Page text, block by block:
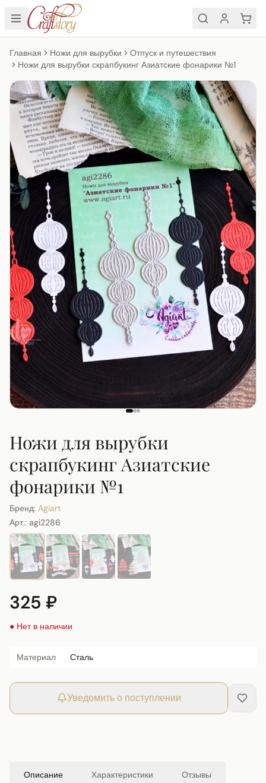
Главная Ножи для вырубки
Отпуск и путешествия
Ножи для вырубки скрапбукинг Азиатские фонарики №1
Ножи для вырубки
скрапбукинг Азиатские
фонарики №1
Бренд: Agiart
Арт.: agi2286
325 ₽
● Нет в наличии
Материал Сталь
Уведомить о поступлении
Описание Характеристики Отзывы